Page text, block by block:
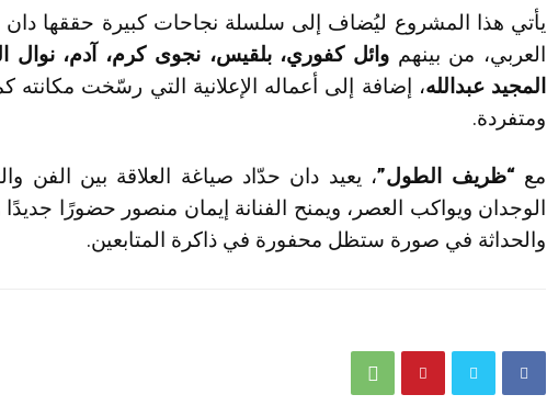
يأتي هذا المشروع ليُضاف إلى سلسلة نجاحات كبيرة حققها دان
العربي، من بينهموائل كفوري، بلقيس، نجوى كرم، آدم، نوال
المجيد عبدالله، إضافة إلى أعماله الإعلانية التي رسّخت
ومتفردة.
مع“ظريف الطول”، يعيد دان حدّاد صياغة العلاقة بين الفن
الوجدان ويواكب العصر، ويمنح الفنانة إيمان منصور حضورًا جديدًا
والحداثة في صورة ستظل محفورة في ذاكرة المتابعين.